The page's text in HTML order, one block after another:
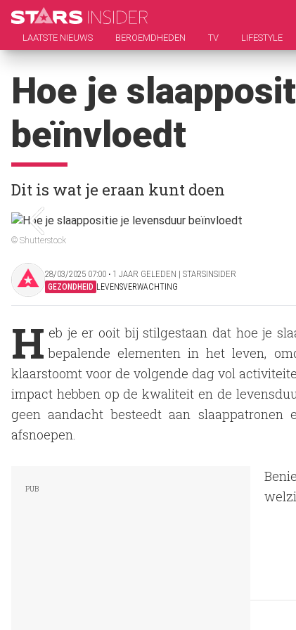
LAATSTE NIEUWS BEROEMDHEDEN TV LIFESTYLE
Hoe je
beïnvloedt
Dit is wat je eraan kunt doen
© Shutterstock
28/03/2025 07:00 ‧ 1 JAAR GELEDEN | STARSINSIDER
GEZONDHEID LEVENSVERWACHTING
H eb je er ooit bij stilgestaan dat hoe je
bepalende elementen in het leven,
klaarstoomt voor de volgende dag vol
impact hebben op de kwaliteit en de
geen aandacht besteedt aan
afsnoepen.